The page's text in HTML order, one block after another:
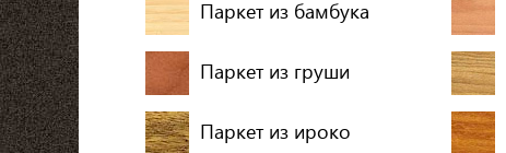
Паркет из бамбука
Паркет из груши
Паркет из ироко